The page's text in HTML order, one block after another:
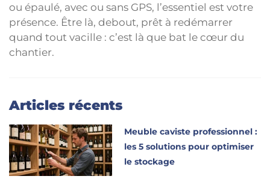
ou épaulé, avec ou sans GPS, l’essentiel est votre
présence. Être là, debout, prêt à redémarrer
quand tout vacille : c’est là que bat le cœur du
chantier.
Articles récents
Meuble caviste professionnel :
les 5 solutions pour optimiser
le stockage